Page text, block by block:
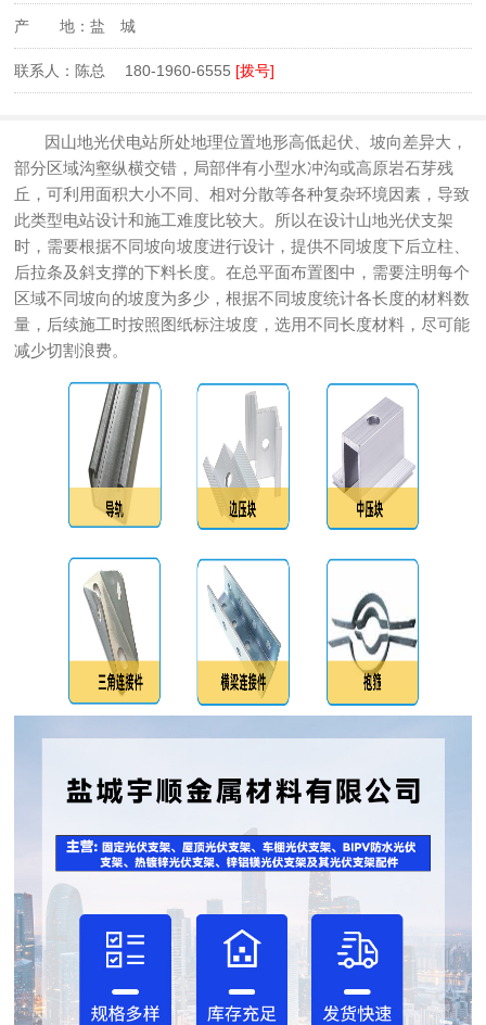
产 地：盐 城
联系人：陈总 180-1960-6555 [拨号]
因山地光伏电站所处地理位置地形高低起伏、坡向差异大，
部分区域沟壑纵横交错，局部伴有小型水冲沟或高原岩石芽残
丘，可利用面积大小不同、相对分散等各种复杂环境因素，导致
此类型电站设计和施工难度比较大。所以在设计山地光伏支架
时，需要根据不同坡向坡度进行设计，提供不同坡度下后立柱、
后拉条及斜支撑的下料长度。在总平面布置图中，需要注明每个
区域不同坡向的坡度为多少，根据不同坡度统计各长度的材料数
量，后续施工时按照图纸标注坡度，选用不同长度材料，尽可能
减少切割浪费。